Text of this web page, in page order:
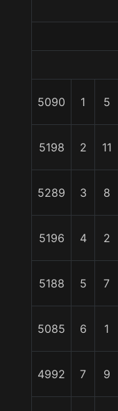
5090 1 5
5198 2 11
5289 3 8
5196 4 2
5188 5 7
5085 6 1
4992 7 9